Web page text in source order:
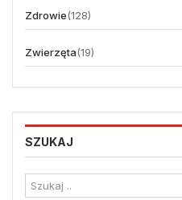
Zdrowie(128)
Zwierzęta(19)
SZUKAJ